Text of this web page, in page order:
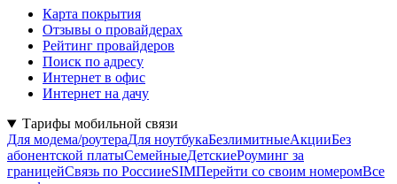
Карта покрытия
Отзывы о провайдерах
Рейтинг провайдеров
Поиск по адресу
Интернет в офис
Интернет на дачу
Тарифы мобильной связи
Для модема/роутераДля ноутбукаБезлимитныеАкцииБез
абонентской платыСемейныеДетскиеРоуминг за
границейСвязь по РоссииeSIMПерейти со своим номеромВсе